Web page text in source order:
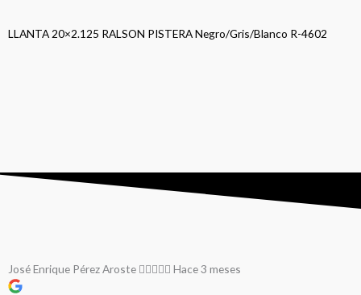
LLANTA 20×2.125 RALSON PISTERA Negro/Gris/Blanco R-4602
José Enrique Pérez Aroste Hace 3 meses